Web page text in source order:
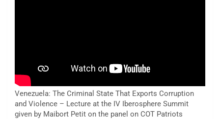
Venezuela: The Criminal State That Exports Corruption
and Violence – Lecture at the IV Iberosphere Summit
given by Maibort Petit on the panel on COT Patriots